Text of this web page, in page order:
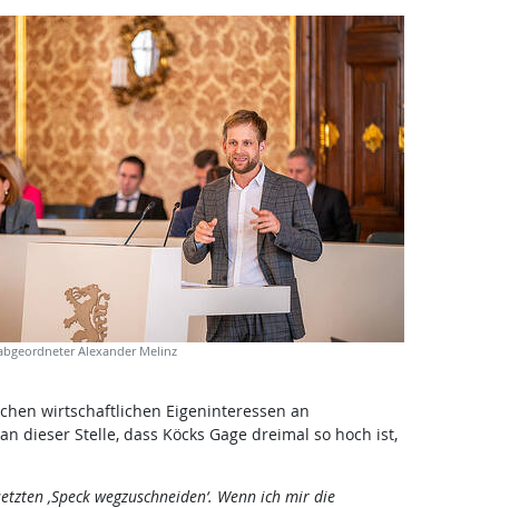
Alexander Melinz
wirtschaftlichen Eigeninteressen an
dieser Stelle, dass Köcks Gage dreimal so hoch ist,
‚Speck wegzuschneiden‘. Wenn ich mir die